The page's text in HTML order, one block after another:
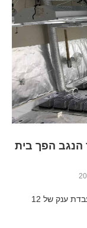
הנגב הפך בית
שוטרי משמר הגבול של משטרת ישראל חשפו מעבדת ענק של 12